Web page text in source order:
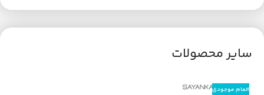
سایر محصولات
اتمام موجودی